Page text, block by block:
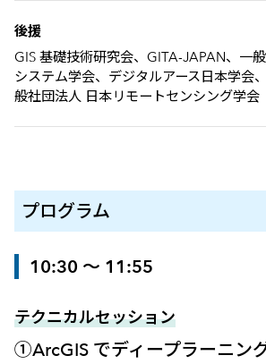
後援
GIS 基礎技術研究会、GITA-JAPAN、一
システム学会、デジタルアース日本学会
般社団法人 日本リモートセンシング学会
プログラム
10:30 ～ 11:55
テクニカルセッション
①ArcGIS でディープラーニン